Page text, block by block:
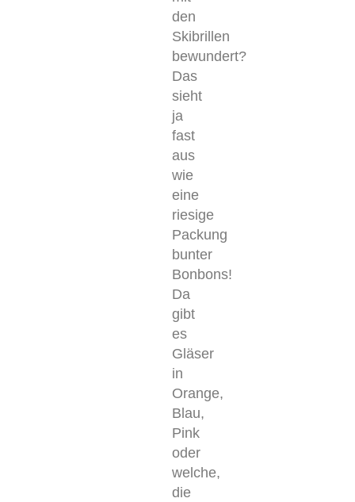
den
Skibrillen
bewundert?
Das
sieht
ja
fast
aus
wie
eine
riesige
Packung
bunter
Bonbons!
Da
gibt
es
Gläser
in
Orange,
Blau,
Pink
oder
welche,
die